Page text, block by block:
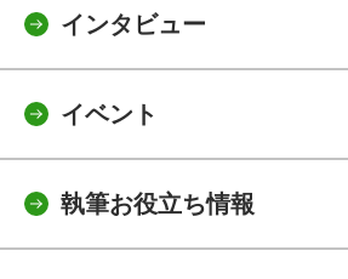
インタビュー
イベント
執筆お役立ち情報